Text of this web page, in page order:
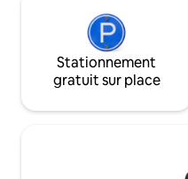
Stationnement
gratuit sur place